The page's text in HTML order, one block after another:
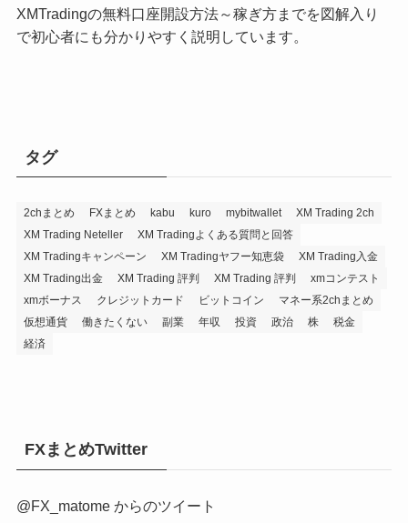
XMTradingの無料口座開設方法～稼ぎ方までを図解入り
で初心者にも分かりやすく説明しています。
タグ
2chまとめ FXまとめ kabu kuro mybitwallet
XM Trading 2ch
XM Trading Neteller
XM Tradingよくある質問と回答
XM Tradingキャンペーン
XM Tradingヤフー知恵袋
XM Trading入金
XM Trading出金
XM Trading 評判 XM Trading 評判
xmコンテスト
xmボーナス
クレジットカード ビットコイン
マネー系2chまとめ
仮想通貨
働きたくない 副業 年収 投資 政治 株
税金
経済
FXまとめTwitter
@FX_matome からのツイート